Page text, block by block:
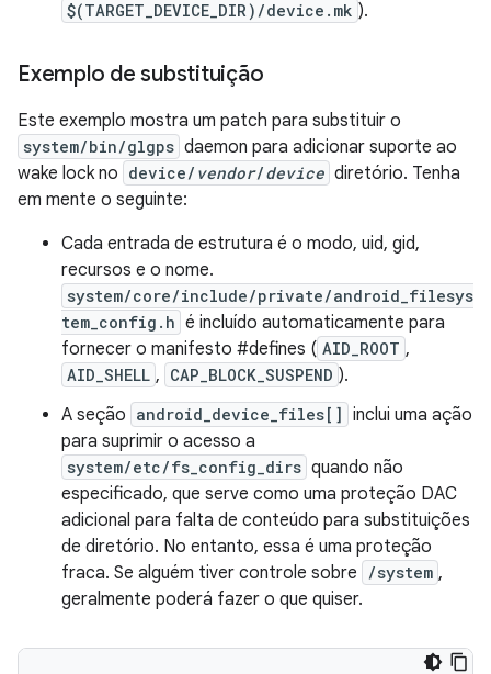
$(TARGET_DEVICE_DIR)/device.mk ).
Exemplo de substituição
Este exemplo mostra um patch para substituir o
system/bin/glgps daemon para adicionar suporte ao
wake lock no device/ vendor/device diretório. Tenha
em mente o seguinte:
Cada entrada de estrutura é o modo, uid, gid,
recursos e o nome.
system/core/include/private/android_filesys
tem_config.h é incluído automaticamente para
fornecer o manifesto #defines ( AID_ROOT ,
AID_SHELL , CAP_BLOCK_SUSPEND ).
A seção android_device_files[] inclui uma ação
para suprimir o acesso a
system/etc/fs_config_dirs quando não
especificado, que serve como uma proteção DAC
adicional para falta de conteúdo para substituições
de diretório. No entanto, essa é uma proteção
fraca. Se alguém tiver controle sobre
/system ,
geralmente poderá fazer o que quiser.